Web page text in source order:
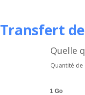
Transfert
Quelle
Quantité
1 Go